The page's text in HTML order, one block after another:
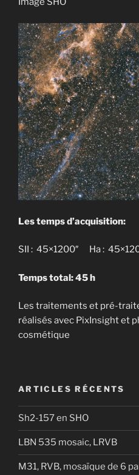
Les temps d’acquisition:
SII : 45×1200″ Ha :
Temps total: 45 h
Les traitements et pré-
réalisés avec PixInsight et
cosmétique
ARTICLES RÉCENTS
Sh2-157 en SHO
LBN 535 mosaic, LRVB
M31, RVB, mosaïque de 6